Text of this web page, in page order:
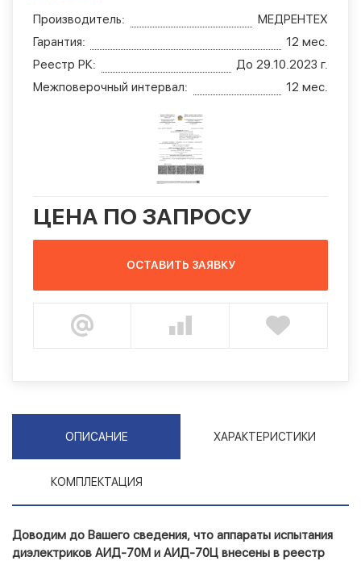
Производитель:
МЕДРЕНТЕХ
Гарантия:
12 мес.
Реестр РК:
До 29.10.2023 г.
Межповерочный интервал:
12 мес.
ЦЕНА ПО ЗАПРОСУ
ОСТАВИТЬ ЗАЯВКУ
ОПИСАНИЕ ХАРАКТЕРИСТИКИ
КОМПЛЕКТАЦИЯ
Доводим до Вашего сведения, что аппараты испытания
диэлектриков АИД-70М и АИД-70Ц внесены в реестр